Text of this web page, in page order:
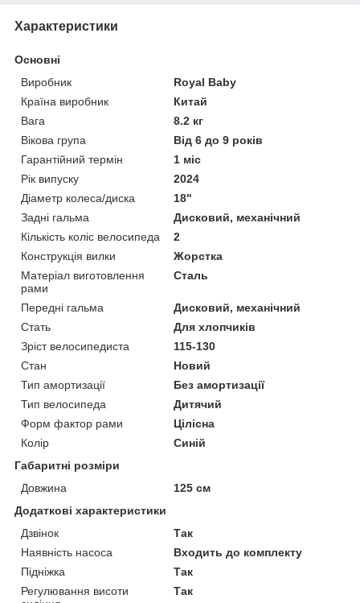
Характеристики
Основні
Виробник
Royal Baby
Країна виробник
Китай
Вага
8.2 кг
Вікова група
Від 6 до 9 років
Гарантійний термін
1 міс
Рік випуску
2024
Діаметр колеса/диска
18"
Задні гальма
Дисковий, механічний
Кількість коліс велосипеда
2
Конструкція вилки
Жорстка
Матеріал виготовлення
рами
Сталь
Передні гальма
Дисковий, механічний
Стать
Для хлопчиків
Зріст велосипедиста
115-130
Стан
Новий
Тип амортизації
Без амортизації
Тип велосипеда
Дитячий
Форм фактор рами
Цілісна
Колір
Синій
Габаритні розміри
Довжина
125 см
Додаткові характеристики
Дзвінок
Так
Наявність насоса
Входить до комплекту
Підніжка
Так
Регулювання висоти
Так